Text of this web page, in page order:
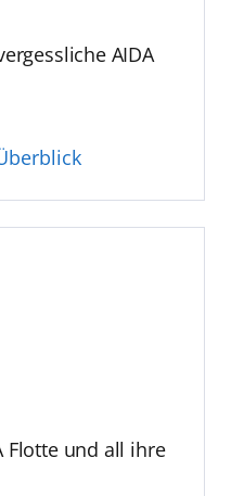
AIDA
Flotte und all ihre